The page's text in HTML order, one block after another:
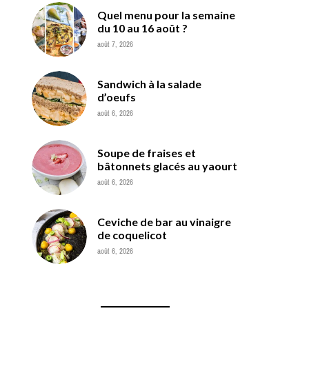
Quel menu pour la semaine
du 10 au 16 août ?
août 7, 2026
Sandwich à la salade
d’oeufs
août 6, 2026
Soupe de fraises et
bâtonnets glacés au yaourt
août 6, 2026
Ceviche de bar au vinaigre
de coquelicot
août 6, 2026